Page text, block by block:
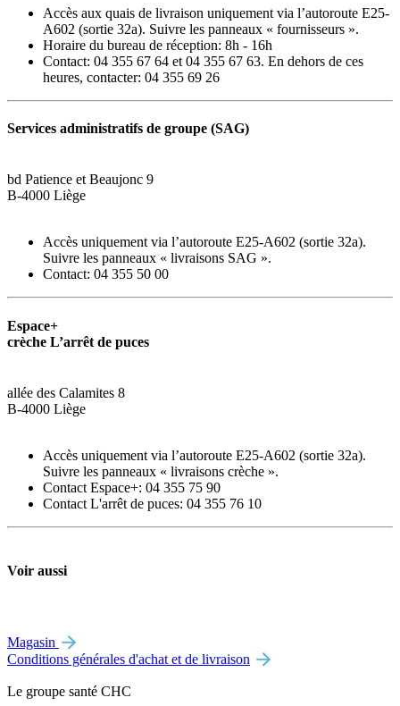
Accès aux quais de livraison uniquement via l’autoroute E25-
A602 (sortie 32a). Suivre les panneaux « fournisseurs ».
Horaire du bureau de réception: 8h - 16h
Contact: 04 355 67 64 et 04 355 67 63. En dehors de ces
heures, contacter: 04 355 69 26
Services administratifs de groupe (SAG)
bd Patience et Beaujonc 9
B-4000 Liège
Accès uniquement via l’autoroute E25-A602 (sortie 32a).
Suivre les panneaux « livraisons SAG ».
Contact: 04 355 50 00
Espace+
crèche L’arrêt de puces
allée des Calamites 8
B-4000 Liège
Accès uniquement via l’autoroute E25-A602 (sortie 32a).
Suivre les panneaux « livraisons crèche ».
Contact Espace+: 04 355 75 90
Contact L'arrêt de puces: 04 355 76 10
Voir aussi
Magasin
Conditions générales d'achat et de livraison
Le groupe santé CHC